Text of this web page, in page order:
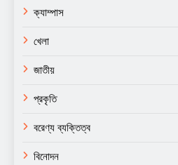
ক্যাম্পাস
খেলা
জাতীয়
প্রকৃতি
বরেণ্য ব্যক্তিত্ব
বিনোদন